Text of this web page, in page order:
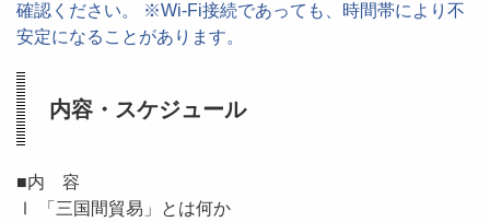
確認ください。 ※Wi-Fi接続であっても、時間帯により不
安定になることがあります。
内容・スケジュール
■内 容
Ⅰ 「三国間貿易」とは何か